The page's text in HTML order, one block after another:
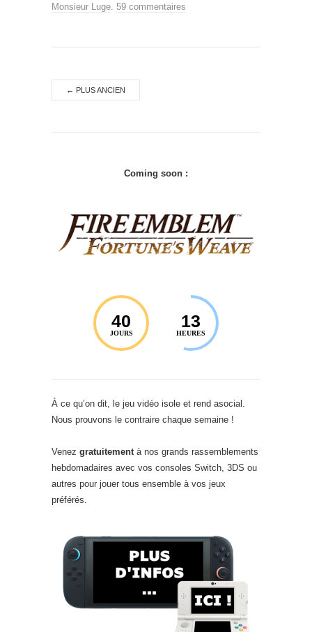
Monsieur Luge 59 commentaires
← PLUS ANCIEN
Coming soon :
40
JOURS
13
HEURES
À ce qu’on dit, le jeu vidéo isole et rend asocial.
Nous prouvons le contraire chaque semaine !
Venez gratuitement à nos grands rassemblements
hebdomadaires avec vos consoles Switch, 3DS ou
autres pour jouer tous ensemble à vos jeux
préférés.